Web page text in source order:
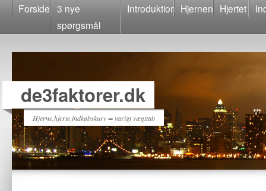
Forside 3 nye
spørgsmål
Introduktion Hjernen Hjertet
de3faktorer.dk
Hjerne,hjerte,indkøbskurv = varigt vægttab